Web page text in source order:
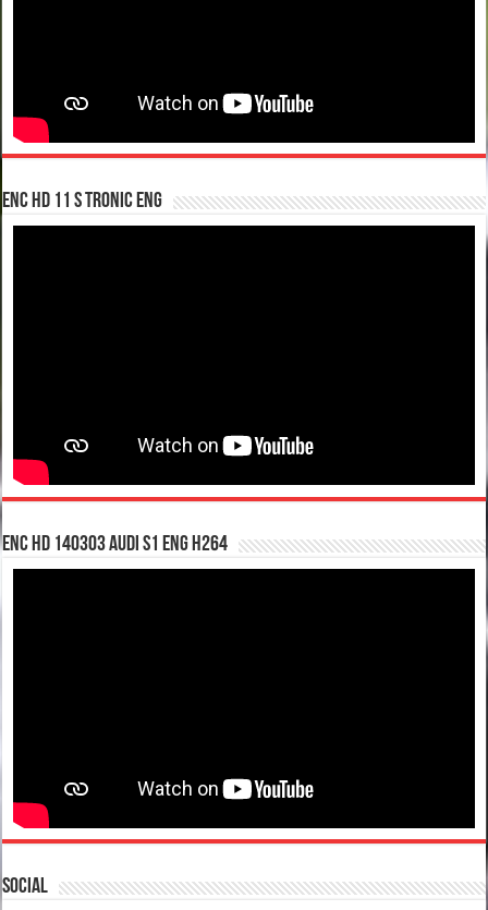
enc hd 11 S tronic ENG
enc hd 140303 Audi S1 ENG H264
Social